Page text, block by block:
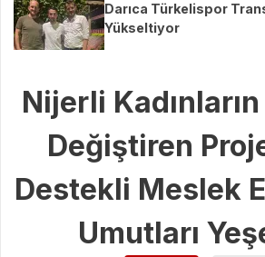
Darıca Türkelispor
Yükseltiyor
Nijerli Kadınların
Değiştiren
Destekli Meslek
Umutları